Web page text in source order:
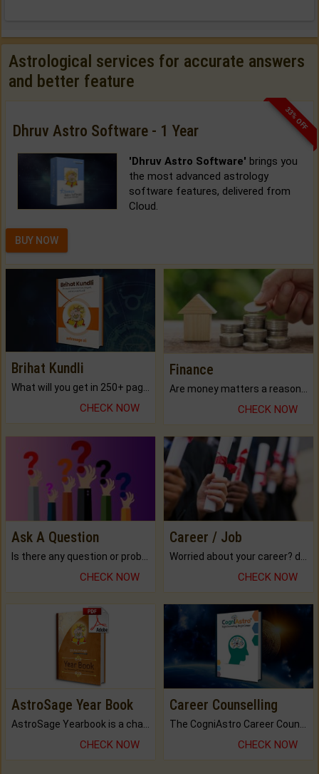
Astrological services for accurate answers
and better feature
33% OFF
Dhruv Astro Software - 1 Year
'Dhruv Astro Software' brings you
the most advanced astrology
software features, delivered from
Cloud.
BUY NOW
Brihat Kundli
CHECK NOW
Finance
CHECK NOW
Ask A Question
Is there any question or problem lingering.
CHECK NOW
Career / Job
Worried about your career? don't know what is.
CHECK NOW
AstroSage Year Book
AstroSage Yearbook is a channel to fulfill your dreams and destiny.
CHECK NOW
Career Counselling
The CogniAstro Career Counselling Report is the most comprehensive report available on this topic.
CHECK NOW